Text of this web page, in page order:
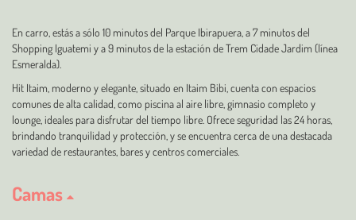
En carro, estás a sólo 10 minutos del Parque Ibirapuera, a 7 minutos del
Shopping Iguatemi y a 9 minutos de la estación de Trem Cidade Jardim (línea
Esmeralda).
Hit Itaim, moderno y elegante, situado en Itaim Bibi, cuenta con espacios
comunes de alta calidad, como piscina al aire libre, gimnasio completo y
lounge, ideales para disfrutar del tiempo libre. Ofrece seguridad las 24 horas,
brindando tranquilidad y protección, y se encuentra cerca de una destacada
variedad de restaurantes, bares y centros comerciales.
Camas